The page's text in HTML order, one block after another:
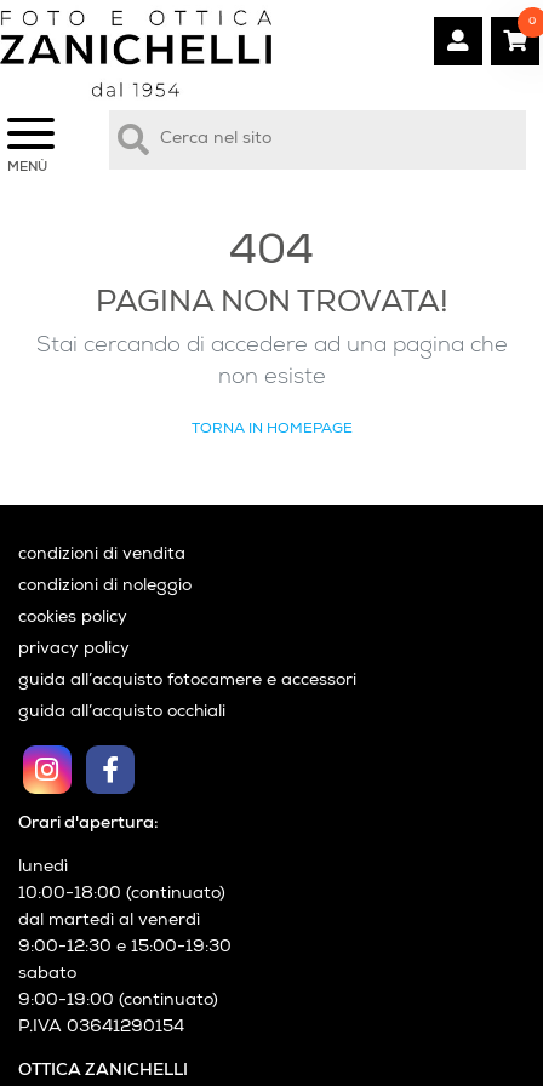
MENÙ
0
404
PAGINA NON TROVATA!
Stai cercando di accedere ad una pagina che
non esiste
TORNA IN HOMEPAGE
OTTICA ZANICHELLI
Orari d'apertura:
lunedì
10:00-18:00 (continuato)
dal martedì al venerdì
9:00-12:30 e 15:00-19:30
sabato
9:00-19:00 (continuato)
P.IVA 03641290154
condizioni di vendita
condizioni di noleggio
cookies policy
privacy policy
guida all’acquisto fotocamere e accessori
guida all’acquisto occhiali